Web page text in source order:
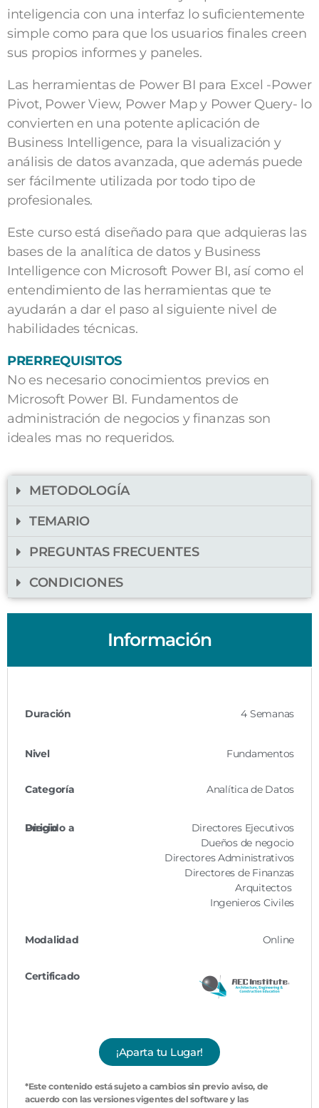
inteligencia con una interfaz lo suficientemente
simple como para que los usuarios finales creen
sus propios informes y paneles.
Las herramientas de Power BI para Excel -Power
Pivot, Power View, Power Map y Power Query- lo
convierten en una potente aplicación de
Business Intelligence, para la visualización y
análisis de datos avanzada, que además puede
ser fácilmente utilizada por todo tipo de
profesionales.
Este curso está diseñado para que adquieras las
bases de la analítica de datos y Business
Intelligence con Microsoft Power BI, así como el
entendimiento de las herramientas que te
ayudarán a dar el paso al siguiente nivel de
habilidades técnicas.
PRERREQUISITOS
No es necesario conocimientos previos en
Microsoft Power BI. Fundamentos de
administración de negocios y finanzas son
ideales mas no requeridos.
METODOLOGÍA
TEMARIO
PREGUNTAS FRECUENTES
CONDICIONES
Información
Duración 4 Semanas
Nivel Fundamentos
Categoría Analítica de Datos
Dirigido a
Directores Ejecutivos
Dueños de negocio
Directores Administrativos
Directores de Finanzas
Arquitectos
Ingenieros Civiles
Precio
Modalidad Online
Certificado
¡Aparta tu Lugar!
*Este contenido está sujeto a cambios sin previo aviso, de
acuerdo con las versiones vigentes del software y las